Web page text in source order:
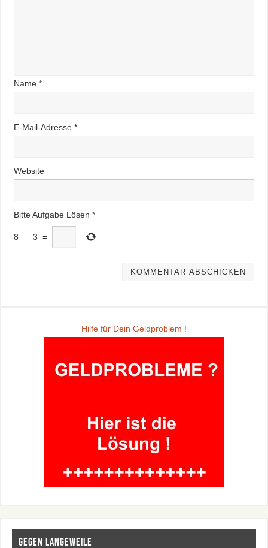
Name *
E-Mail-Adresse *
Website
Bitte Aufgabe Lösen *
8 − 3 =
Hilfe für Dein Geldproblem !
Gegen Langeweile